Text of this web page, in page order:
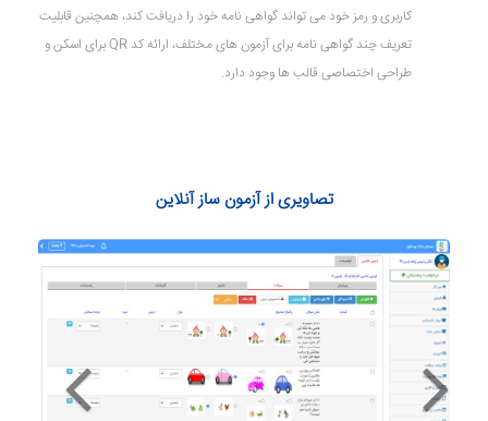
کاربری و رمز خود می تواند گواهی نامه خود را دریافت کند، همچنین قابلیت
تعریف چند گواهی نامه برای آزمون های مختلف، ارائه کد QR برای اسکن و
طراحی اختصاصی قالب ها وجود دارد.
تصاویری از آزمون ساز آنلاین